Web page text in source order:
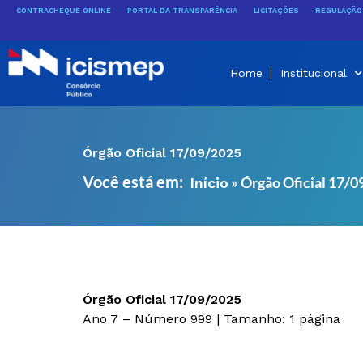
conteúdo
CONTRACHEQUE ONLINE PORTAL DA TRANSPARÊNCIA LICITAÇÕES
Home Institucional
Órgão Oficial 17/09/2025
Você está em: Início »Órgão Oficial 17/
Órgão Oficial 17/09/2025
Ano 7 – Número 999 | Tamanho: 1 página